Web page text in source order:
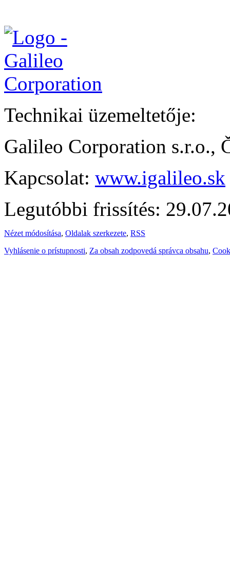
Technikai üzemeltetője:
Galileo Corporation s.r.o.,
Kapcsolat: www.igalileo.sk
Legutóbbi frissítés:
Nézet módosítása, Oldalak szerkezete, RSS
Vyhlásenie o prístupnosti, Za obsah zodpovedá správca obsahu,